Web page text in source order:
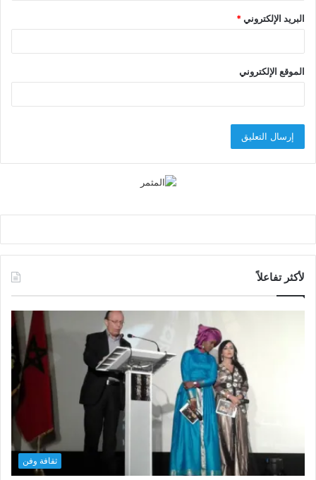
البريد الإلكتروني*
الموقع الإلكتروني
لأكثر تفاعلاً
ثقافة وفن